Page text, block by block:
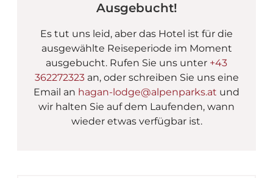
Ausgebucht!
Es tut uns leid, aber das Hotel ist für die
ausgewählte Reiseperiode im Moment
ausgebucht. Rufen Sie uns unter +43
362272323an, oder schreiben Sie uns eine
Email an hagan-lodge@alpenparks.at und
wir halten Sie auf dem Laufenden, wann
wieder etwas verfügbar ist.